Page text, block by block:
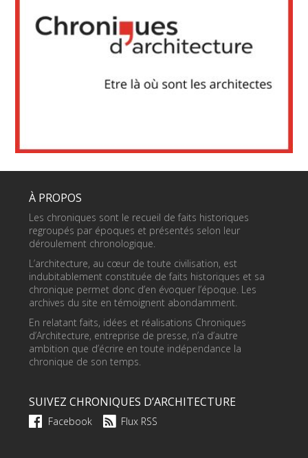
À PROPOS
Les chroniques sont le recueil de faits historiques
regroupés par époques et présentés selon leur
déroulement chronologique.
L’architecture, au cœur de toute civilisation, est
indubitablement constituée de faits historiques et sa
chronique permet donc d’en évoquer l’époque. Les
archives du site en témoignent abondamment.
En relatant faits, idées et réalisations Chroniques
d’Architecture, entreprise de presse, n’a d’autre
ambition que d’écrire en toute indépendance la
chronique de son temps.
SUIVEZ CHRONIQUES D’ARCHITECTURE
Facebook Flux RSS